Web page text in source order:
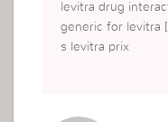
levitra drug
generic for levitra
s levitra prix